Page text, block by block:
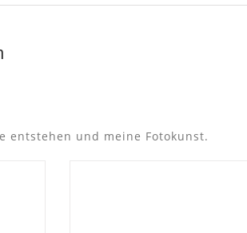
entstehen und meine Fotokunst.